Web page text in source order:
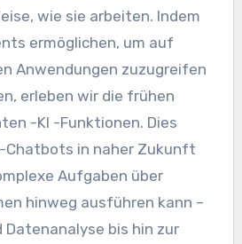
wie sie arbeiten. Indem
ermöglichen, um auf
Anwendungen zuzugreifen
erleben wir die frühen
-KI -Funktionen. Dies
Chatbots in naher Zukunft
Aufgaben über
hinweg ausführen kann –
Datenanalyse bis hin zur